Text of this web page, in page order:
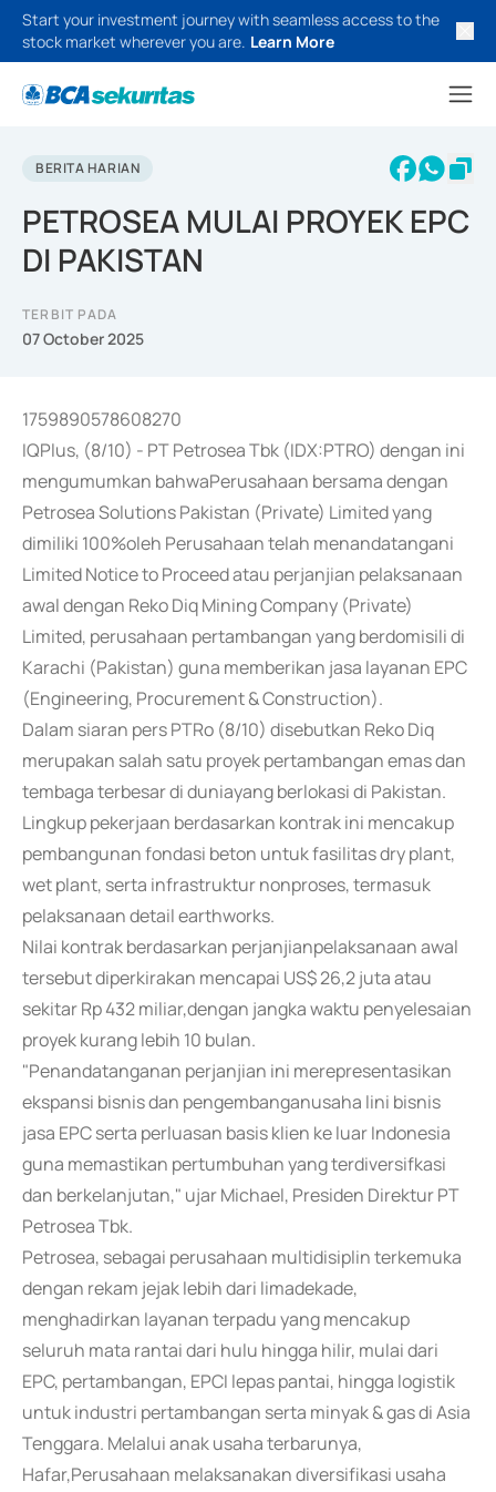
Start your investment journey with seamless access to the
stock market wherever you are. Learn More
BERITA HARIAN
PETROSEA MULAI PROYEK EPC
DI PAKISTAN
TERBIT PADA
07 October 2025
1759890578608270
IQPlus, (8/10) - PT Petrosea Tbk (IDX:PTRO) dengan ini
mengumumkan bahwaPerusahaan bersama dengan
Petrosea Solutions Pakistan (Private) Limited yang
dimiliki 100%oleh Perusahaan telah menandatangani
Limited Notice to Proceed atau perjanjian pelaksanaan
awal dengan Reko Diq Mining Company (Private)
Limited, perusahaan pertambangan yang berdomisili di
Karachi (Pakistan) guna memberikan jasa layanan EPC
(Engineering, Procurement & Construction).
Dalam siaran pers PTRo (8/10) disebutkan Reko Diq
merupakan salah satu proyek pertambangan emas dan
tembaga terbesar di duniayang berlokasi di Pakistan.
Lingkup pekerjaan berdasarkan kontrak ini mencakup
pembangunan fondasi beton untuk fasilitas dry plant,
wet plant, serta infrastruktur nonproses, termasuk
pelaksanaan detail earthworks.
Nilai kontrak berdasarkan perjanjianpelaksanaan awal
tersebut diperkirakan mencapai US$ 26,2 juta atau
sekitar Rp 432 miliar,dengan jangka waktu penyelesaian
proyek kurang lebih 10 bulan.
"Penandatanganan perjanjian ini merepresentasikan
ekspansi bisnis dan pengembanganusaha lini bisnis
jasa EPC serta perluasan basis klien ke luar Indonesia
guna memastikan pertumbuhan yang terdiversifkasi
dan berkelanjutan," ujar Michael, Presiden Direktur PT
Petrosea Tbk.
Petrosea, sebagai perusahaan multidisiplin terkemuka
dengan rekam jejak lebih dari limadekade,
menghadirkan layanan terpadu yang mencakup
seluruh mata rantai dari hulu hingga hilir, mulai dari
EPC, pertambangan, EPCI lepas pantai, hingga logistik
untuk industri pertambangan serta minyak & gas di Asia
Tenggara. Melalui anak usaha terbarunya,
Hafar,Perusahaan melaksanakan diversifikasi usaha